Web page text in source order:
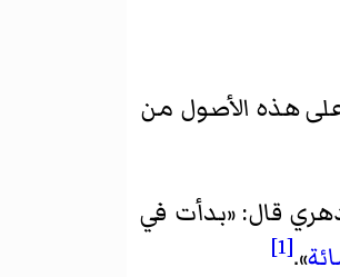
على هذه الأصول من
قال: «بدأت في
».
[1]